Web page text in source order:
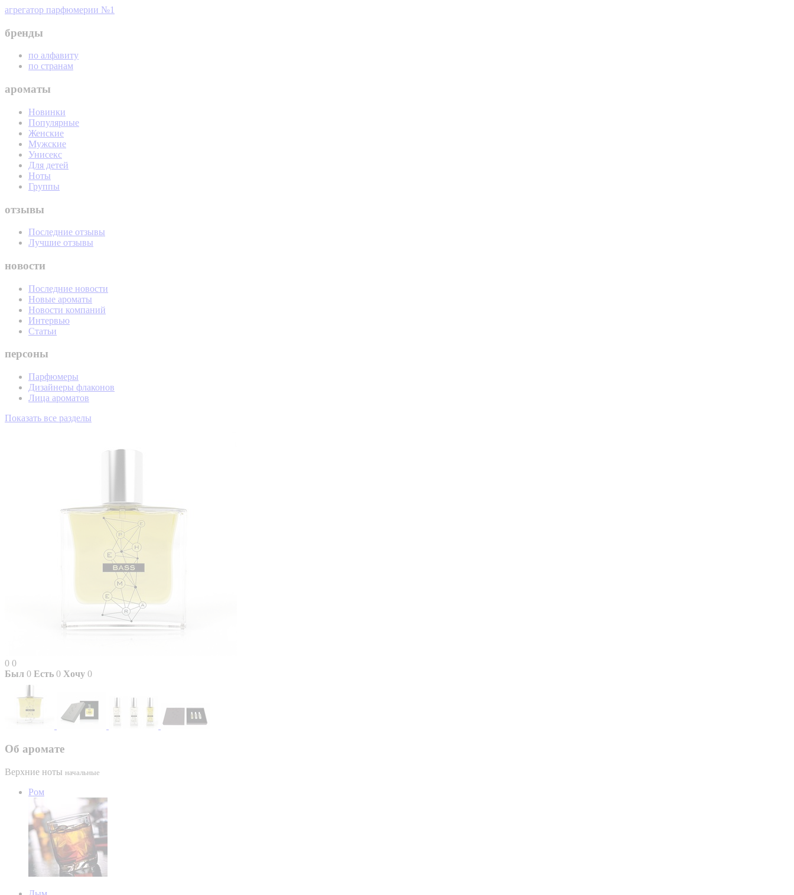
агрегатор парфюмерии №1
бренды
по алфавиту
по странам
ароматы
Новинки
Популярные
Женские
Мужские
Унисекс
Для детей
Ноты
Группы
отзывы
Последние отзывы
Лучшие отзывы
новости
Последние новости
Новые ароматы
Новости компаний
Интервью
Статьи
персоны
Парфюмеры
Дизайнеры флаконов
Лица ароматов
Показать все разделы
0 0
Был 0 Есть 0 Хочу 0
Об аромате
Верхние ноты начальные
Ром